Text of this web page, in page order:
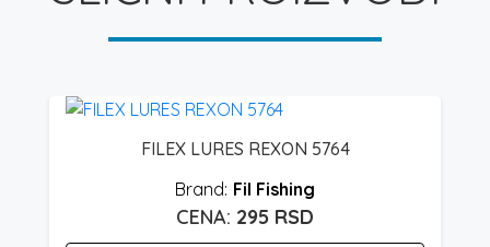
FILEX LURES REXON 5764
Fil Fishing
295 RSD